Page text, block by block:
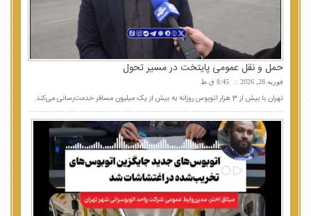
حمل و نقل عمومی پایتخت در مسیر تحول
فوریه 28, 2026 8:45 ق.ظ
تهران با بیش از 3 هزار اتوبوس روزانه به بیش از یک میلیون مسافر خدمت‌رسانی می‌کند.